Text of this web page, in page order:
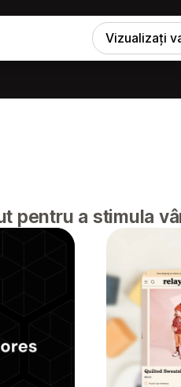
Vizualizați
pentru a stimula